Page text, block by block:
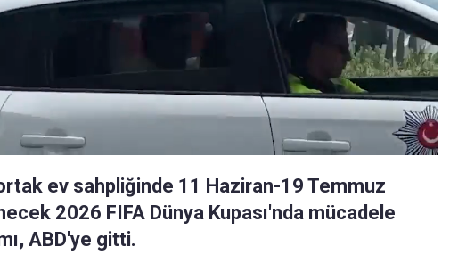
ev sahpliğinde 11 Haziran-19 Temmuz
2026 FIFA Dünya Kupası'nda mücadele
ABD'ye gitti.